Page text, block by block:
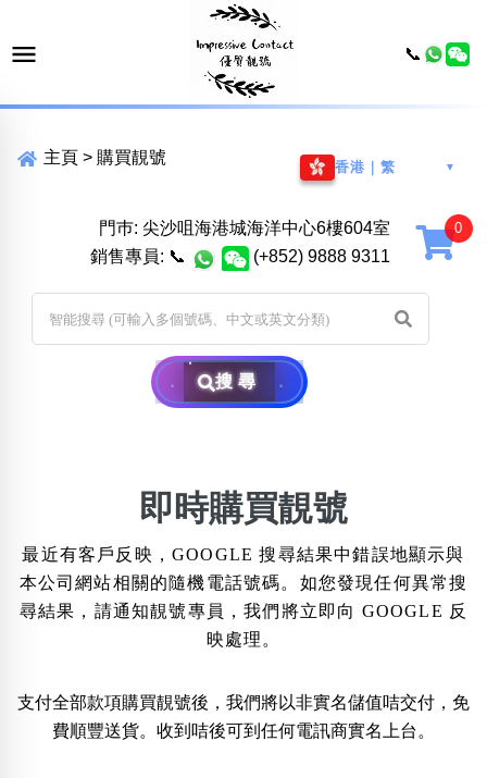
主頁 > 購買靚號
香港｜繁 ▼
門巿: 尖沙咀海港城海洋中心6樓604室
銷售專員: 📞 (+852) 9888 9311
搜尋
位置:
一 二 三 四 五 六 七 八
清除全部分類
即時購買靚號
最近有客戶反映，GOOGLE 搜尋結果中錯誤地顯示與
本公司網站相關的隨機電話號碼。如您發現任何異常搜
尋結果，請通知靚號專員，我們將立即向 GOOGLE 反
映處理。
支付全部款項購買靚號後，我們將以非實名儲值咭交付，免
費順豐送貨。收到咭後可到任何電訊商實名上台。
📞